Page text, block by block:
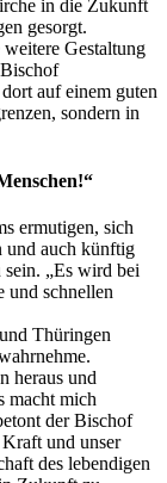
in die Zukunft
gesorgt.
Gestaltung
auf einem guten
sondern in
ermutigen, sich
und auch künftig
„Es wird bei
und schnellen
Thüringen
heraus und
macht mich
der Bischof
und unser
des lebendigen